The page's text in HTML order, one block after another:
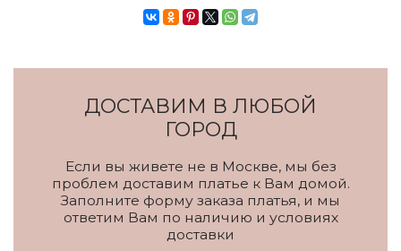
ДОСТАВИМ В ЛЮБОЙ
ГОРОД
Если вы живете не в Москве, мы без
проблем доставим платье к Вам домой.
Заполните форму заказа платья, и мы
ответим Вам по наличию и условиях
доставки